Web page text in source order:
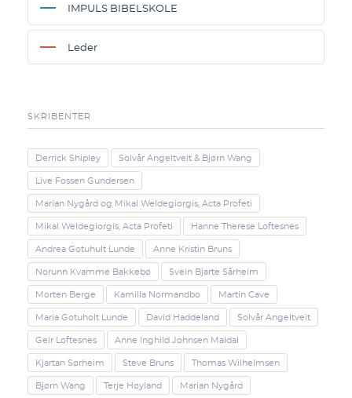
IMPULS BIBELSKOLE
Leder
SKRIBENTER
Derrick Shipley Solvår Angeltveit & Bjørn Wang
Live Fossen Gundersen
Marian Nygård og Mikal Weldegiorgis, Acta Profeti
Mikal Weldegiorgis, Acta Profeti Hanne Therese Loftesnes
Andrea Gotuhult Lunde Anne Kristin Bruns
Norunn Kvamme Bakkebø Svein Bjarte Sårheim
Morten Berge Kamilla Normandbo Martin Cave
Maria Gotuholt Lunde David Haddeland Solvår Angeltveit
Geir Loftesnes Anne Inghild Johnsen Maldal
Kjartan Sørheim Steve Bruns Thomas Wilhelmsen
Bjørn Wang Terje Høyland Marian Nygård